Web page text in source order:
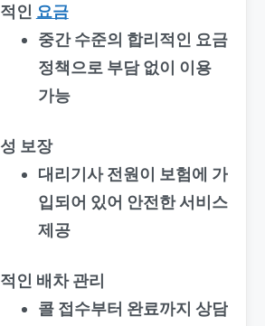
인 요금
중간 수준의 합리적인 요금
정책으로 부담 없이 이용
가능
보장
대리기사 전원이 보험에 가
입되어 있어 안전한 서비스
제공
인 배차 관리
콜 접수부터 완료까지 상담